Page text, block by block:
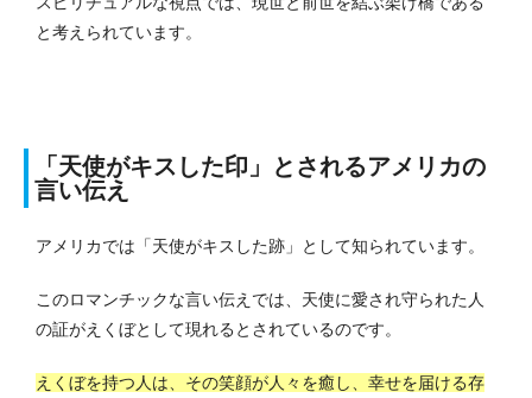
と考えられています。
「天使がキスした印」とされるアメリカの
言い伝え
アメリカでは「天使がキスした跡」として知られています。
このロマンチックな言い伝えでは、天使に愛され守られた人
の証がえくぼとして現れるとされているのです。
えくぼを持つ人は、その笑顔が人々を癒し、幸せを届ける存